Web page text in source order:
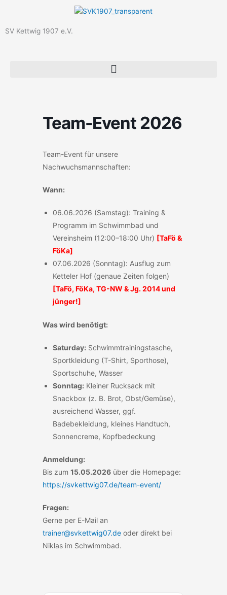
content
SV Kettwig 1907 e.V.
Team-Event 2026
Team-Event für unsere
Nachwuchsmannschaften:
Wann:
06.06.2026 (Samstag): Training &
Programm im Schwimmbad und
Vereinsheim (12:00–18:00 Uhr) [TaFö &
FöKa]
07.06.2026 (Sonntag): Ausflug zum
Ketteler Hof (genaue Zeiten folgen)
[TaFö, FöKa, TG-NW & Jg. 2014 und
jünger!]
Was wird benötigt:
Saturday: Schwimmtrainingstasche,
Sportkleidung (T-Shirt, Sporthose),
Sportschuhe, Wasser
Sonntag: Kleiner Rucksack mit
Snackbox (z. B. Brot, Obst/Gemüse),
ausreichend Wasser, ggf.
Badebekleidung, kleines Handtuch,
Sonnencreme, Kopfbedeckung
Anmeldung:
Bis zum 15.05.2026 über die Homepage:
https://svkettwig07.de/team-event/
Fragen:
Gerne per E-Mail an
trainer@svkettwig07.de oder direkt bei
Niklas im Schwimmbad.